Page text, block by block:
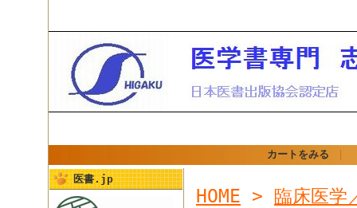
カートをみる
医書.jp
HOME > 臨床医学